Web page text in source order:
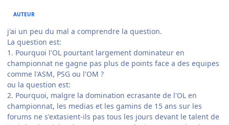
AUTEUR
j'ai un peu du mal a comprendre la question.
La question est:
1. Pourquoi l'OL pourtant largement dominateur en
championnat ne gagne pas plus de points face a des equipes
comme l'ASM, PSG ou l'OM ?
ou la question est:
2. Pourquoi, malgre la domination ecrasante de l'OL en
championnat, les medias et les gamins de 15 ans sur les
forums ne s'extasient-ils pas tous les jours devant le talent de